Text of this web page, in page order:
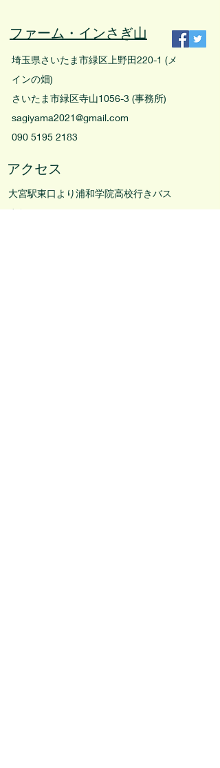
ファーム・インさぎ山
埼玉県さいたま市緑区上野田220-1 (メ
インの畑)
さいたま市緑区寺山1056-3 (事務所)
sagiyama2021@gmail.com
090 5195 2183
アクセス
大宮駅東口より浦和学院高校行きバス
または